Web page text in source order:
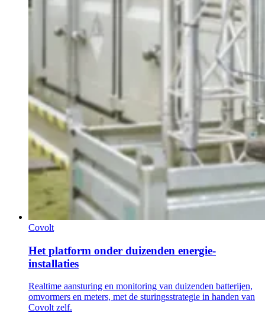
Covolt
Het platform onder duizenden energie-
installaties
Realtime aansturing en monitoring van duizenden batterijen,
omvormers en meters, met de sturingsstrategie in handen van
Covolt zelf.